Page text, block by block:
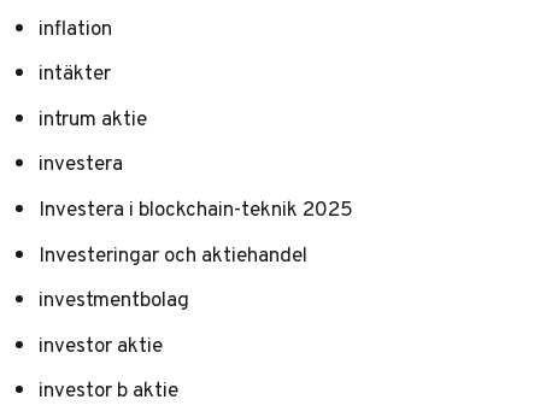
inflation
intäkter
intrum aktie
investera
Investera i blockchain-teknik 2025
Investeringar och aktiehandel
investmentbolag
investor aktie
investor b aktie